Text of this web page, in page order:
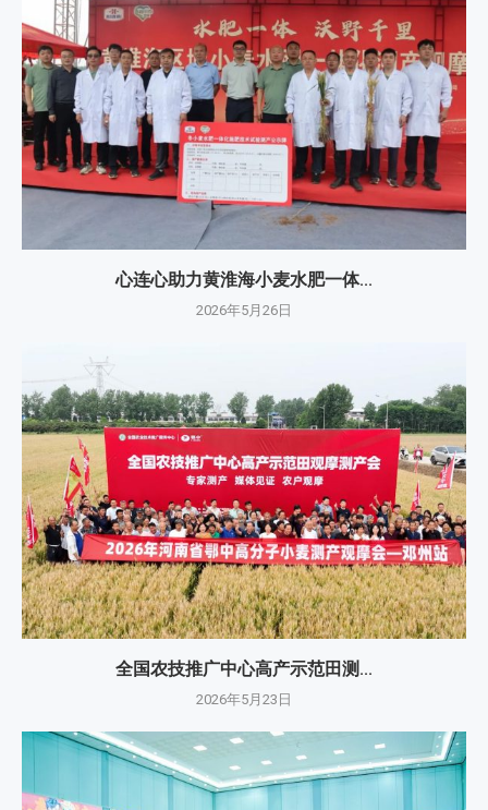
心连心助力黄淮海小麦水肥一体...
2026年5月26日
全国农技推广中心高产示范田测...
2026年5月23日